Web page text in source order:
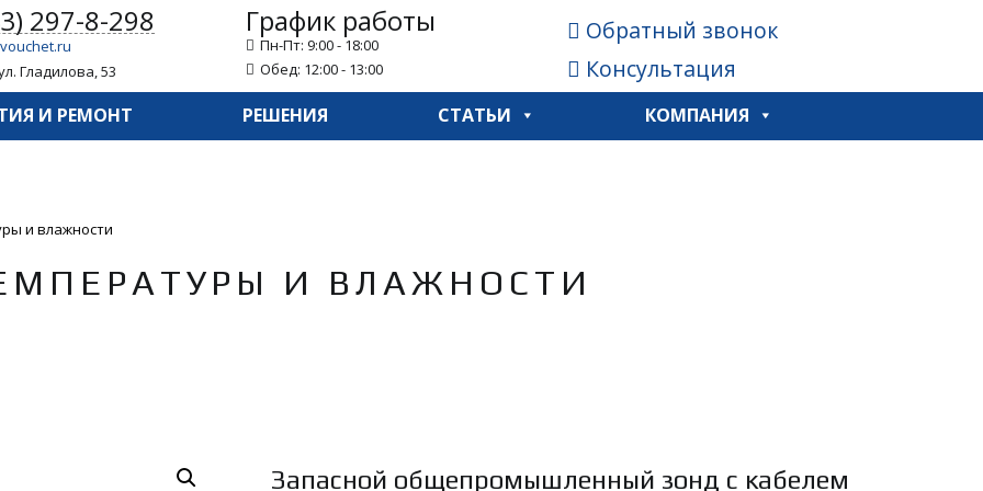
297-8-298
Гладилова, 53
График работы
Пн-Пт: 9:00 - 18:00
Обед: 12:00 - 13:00
Обратный звонок
Консультация
И РЕМОНТ РЕШЕНИЯ СТАТЬИ КОМПАНИЯ
и влажности
И ВЛАЖНОСТИ
Запасной общепромышленный зонд с кабелем